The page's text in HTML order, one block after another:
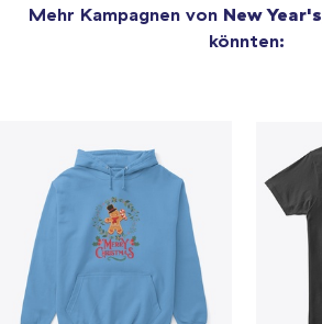
Mehr Kampagnen von New Year's
könnten: